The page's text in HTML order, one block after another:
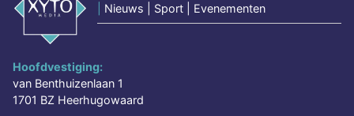
Nieuws | Sport | Evenementen
Hoofdvestiging:
van Benthuizenlaan 1
1701 BZ Heerhugowaard